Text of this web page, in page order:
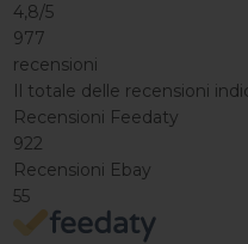
4,8/5
977
recensioni
Il totale delle recensioni
Recensioni Feedaty
922
Recensioni Ebay
55